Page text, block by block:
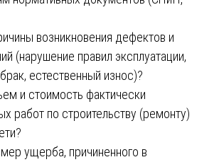
возникновения дефектов и
(нарушение правил эксплуатации,
естественный износ)?
и стоимость фактически
работ по строительству (ремонту)
ущерба, причиненного в